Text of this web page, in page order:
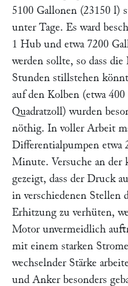
5100 Gallonen (23150 l)
unter Tage. Es ward
1 Hub und etwa 7200
werden sollte, so dass
Stunden stillstehen
auf den Kolben (etwa
Quadratzoll) wurden
nöthig. In voller Arbeit
Differentialpumpen etwa
Minute. Versuche an der
gezeigt, dass der Druck
in verschiedenen Stellen
Erhitzung zu verhüten,
Motor unvermeidlich
mit einem starken
wechselnder Stärke
und Anker besonders